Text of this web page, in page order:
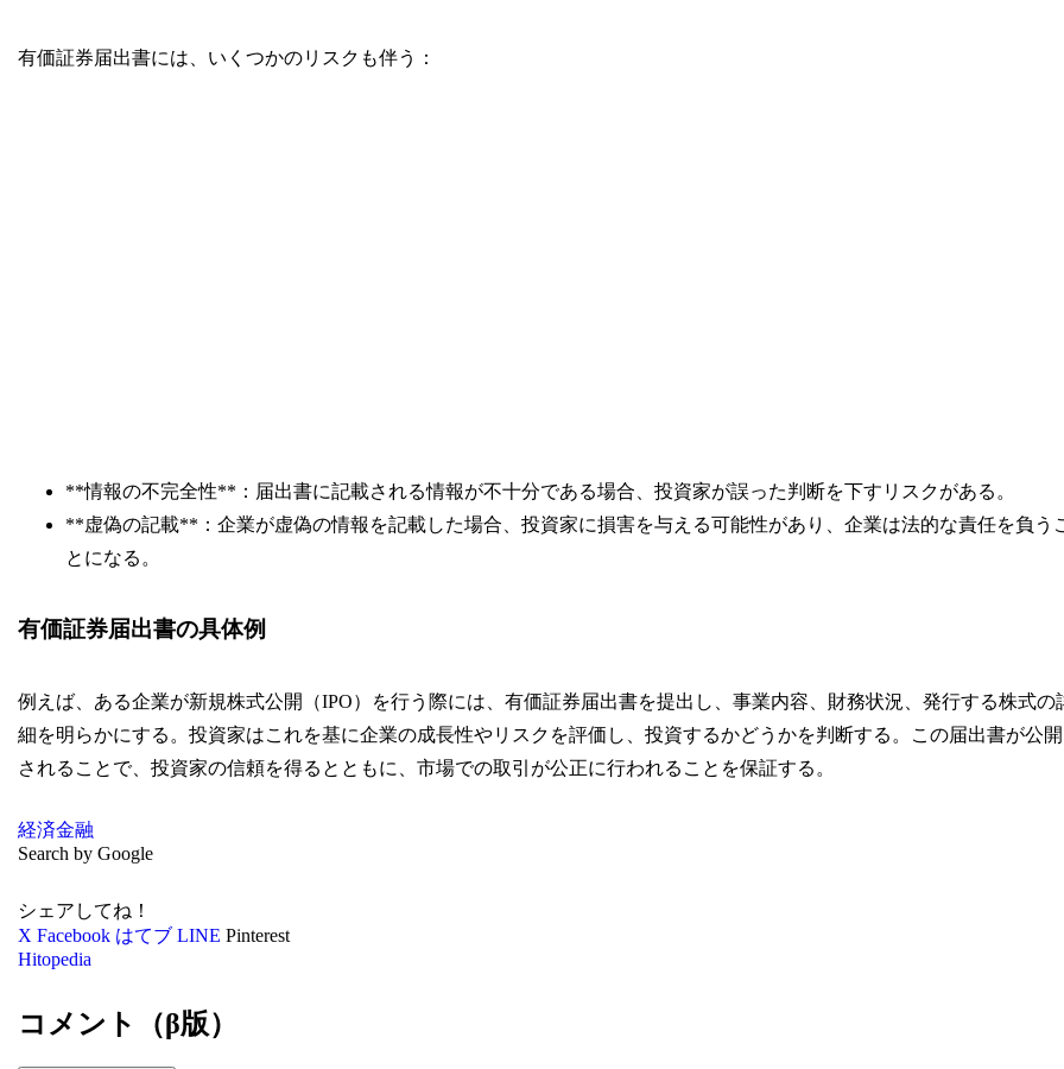
有価証券届出書には、いくつかのリスクも伴う：
**情報の不完全性**：届出書に記載される情報が不十分である場合、投資家が誤った判断を下すリスクがある。
**虚偽の記載**：企業が虚偽の情報を記載した場合、投資家に損害を与える可能性があり、企業は法的な責任を負う
とになる。
有価証券届出書の具体例
例えば、ある企業が新規株式公開（IPO）を行う際には、有価証券届出書を提出し、事業内容、財務状況、発行する株式の
細を明らかにする。投資家はこれを基に企業の成長性やリスクを評価し、投資するかどうかを判断する。この届出書が公開
されることで、投資家の信頼を得るとともに、市場での取引が公正に行われることを保証する。
経済金融
Search by Google
シェアしてね！
X Facebook はてブ LINE Pinterest
Hitopedia
コメント（β版）